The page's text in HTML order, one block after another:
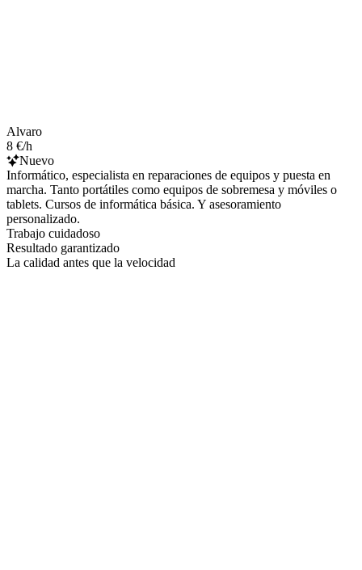
Alvaro
8 €/h
Nuevo
Informático, especialista en reparaciones de equipos y puesta en
marcha. Tanto portátiles como equipos de sobremesa y móviles o
tablets. Cursos de informática básica. Y asesoramiento
personalizado.
Trabajo cuidadoso
Resultado garantizado
La calidad antes que la velocidad